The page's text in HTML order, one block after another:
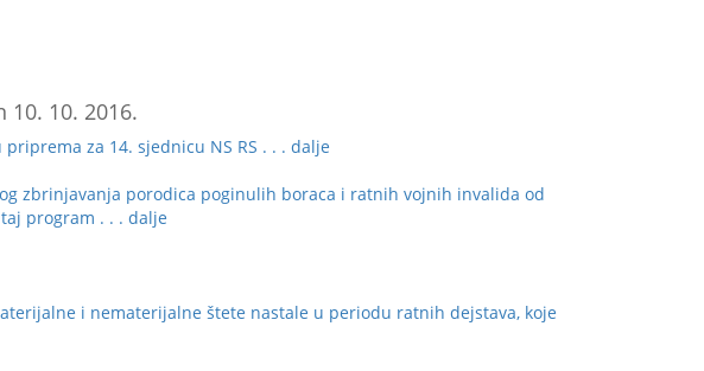
10. 10. 2016.
za 14. sjednicu NS RS . . . dalje
zbrinjavanja porodica poginulih boraca i ratnih vojnih invalida od
program . . . dalje
i nematerijalne štete nastale u periodu ratnih dejstava, koje